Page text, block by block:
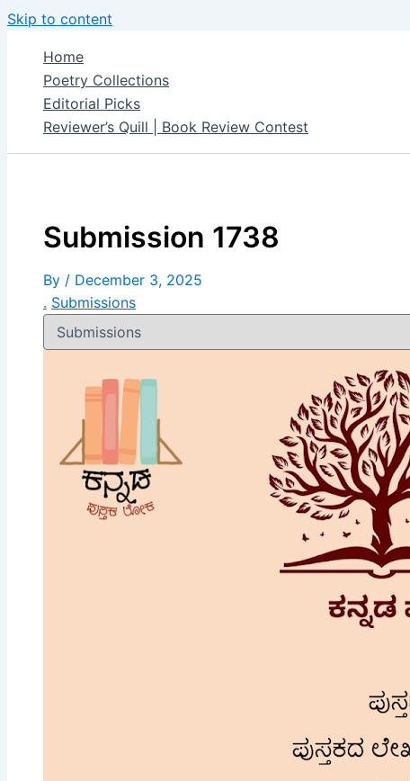
Skip to content
Home
Poetry Collections
Editorial Picks
Reviewer’s Quill | Book Review Contest
Submission 1738
By / December 3, 2025
. Submissions